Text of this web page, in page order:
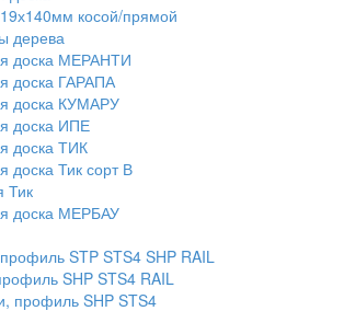
косой/прямой
дерева
доска МЕРАНТИ
доска ГАРАПА
доска КУМАРУ
доска ИПЕ
доска ТИК
доска Тик сорт В
Тик
доска МЕРБАУ
STP STS4 SHP RAIL
SHP STS4 RAIL
профиль SHP STS4